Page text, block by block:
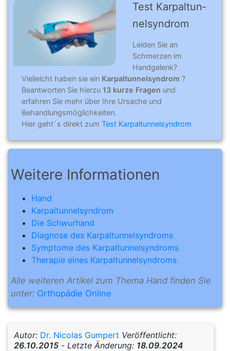
Test Karpal­tun­
nel­syn­drom
Leiden Sie an
Schmerzen im
Handgelenk?
Vielleicht haben sie ein Karpaltunnelsyndrom ?
Beantworten Sie hierzu 13 kurze Fragen und
erfahren Sie mehr über Ihre Ursache und
Behandlungsmöglichkeiten.
Hier geht´s direkt zum Test Karpaltunnelsyndrom
Weitere Informationen
Hand
Karpaltunnelsyndrom
Die Schwurhand
Diagnose des Karpaltunnelsyndroms
Symptome des Karpaltunnelsyndroms
Therapie eines Karpaltunnelsyndroms
Alle weiteren Artikel zum Thema Hand finden Sie
unter: Orthopädie Online
Autor: Dr. Nicolas Gumpert Veröffentlicht:
26.10.2015 - Letzte Änderung: 18.09.2024